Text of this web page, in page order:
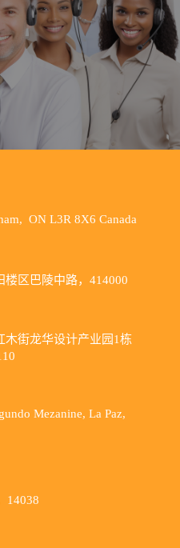
ON L3R 8X6 Canada
楼区巴陵中路，414000
木街龙华设计产业园1栋
Mezanine, La Paz,
14038